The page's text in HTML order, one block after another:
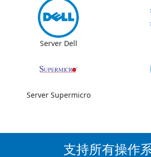
Server Dell
Server Supermicro
支持所有操作